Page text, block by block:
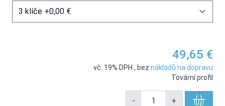
49,65 €
vč. 19% DPH , bez nákladů na dopravu
Tovární profil
- +